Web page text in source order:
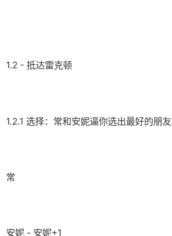
1.2 - 抵达雷克顿
1.2.1 选择：常和安妮逼你选出最好的朋友
常
安妮 - 安妮+1